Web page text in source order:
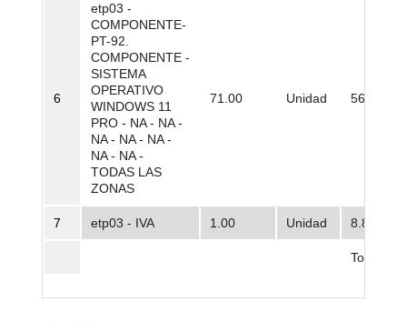
6
etp03 -
COMPONENTE-
PT-92.
COMPONENTE -
SISTEMA
OPERATIVO
WINDOWS 11
PRO - NA - NA -
NA - NA - NA -
NA - NA -
TODAS LAS
ZONAS
71.00 Unidad
7 etp03 - IVA 1.00 Unidad
Total